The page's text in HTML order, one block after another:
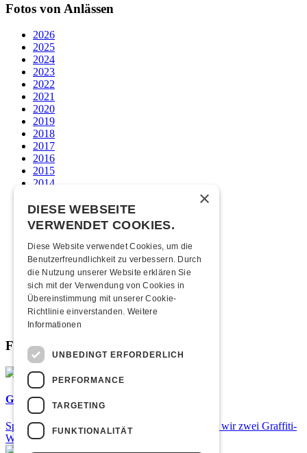
Fotos von Anlässen
2026
2025
2024
2023
2022
2021
2020
2019
2018
2017
2016
2015
2014
2012
2011
2010
2009
2008
2007
2006
2005
2004
2003
Fabrikgeflüster
Graffiti-Workshops
Spray dein eigenes Graffiti! Im September führen wir zwei Graffiti-
Workshops für Kinder und Jugendliche durch.
×
DIESE WEBSEITE
VERWENDET COOKIES.
Diese Website verwendet Cookies, um die
Benutzerfreundlichkeit zu verbessern. Durch
die Nutzung unserer Website erklären Sie
sich mit der Verwendung von Cookies in
Übereinstimmung mit unserer Cookie-
Richtlinie einverstanden. Weitere
Informationen
UNBEDINGT ERFORDERLICH
PERFORMANCE
TARGETING
FUNKTIONALITÄT